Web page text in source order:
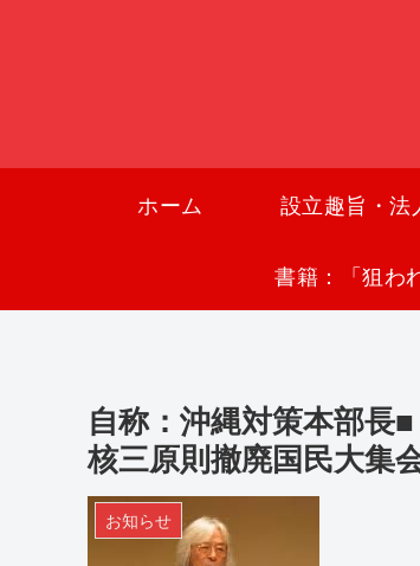
ホーム 設立趣旨・法
自称：沖縄対策本部長
核三原則撤廃国民大集会
お知らせ